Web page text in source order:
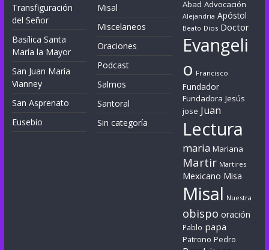
Transfiguración
del Señor
Basílica Santa
María la Mayor
San Juan María
Vianney
San Asprenato
Eusebio
Misal
Miscelaneos
Oraciones
Podcast
Salmos
Santoral
Sin categoría
Abad Advocación
Alejandria Apóstol
Beato Dios Doctor
Evangeli
o Francisco
Fundador
Fundadora Jesús
jose Juan
Lectura
maria Mariana
Martir Martires
Mexicano Misa
Misal Nuestra
obispo oración
Pablo papa
Patrono Pedro